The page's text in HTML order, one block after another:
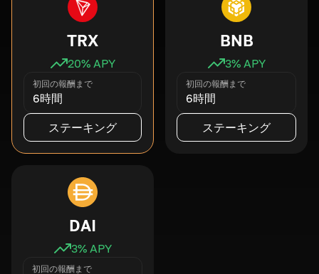
TRX
20% APY
初回の報酬まで
6時間
ステーキング
BNB
3% APY
初回の報酬まで
6時間
ステーキング
DAI
3% APY
初回の報酬まで